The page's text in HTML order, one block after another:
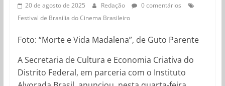
20 de agosto de 2025 Redação
0 comentários
Festival de Brasília do Cinema Brasileiro
Foto: “Morte e Vida Madalena”, de Guto Parente
A Secretaria de Cultura e Economia Criativa do
Distrito Federal, em parceria com o Instituto